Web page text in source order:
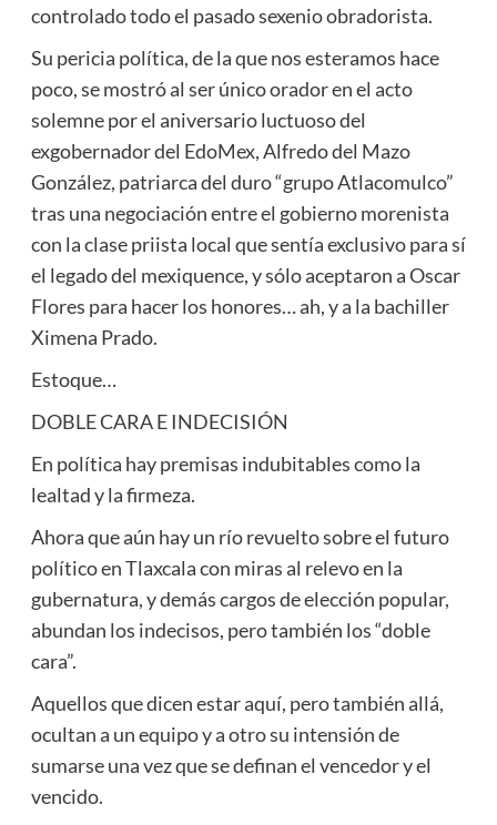
controlado todo el pasado sexenio obradorista.
Su pericia política, de la que nos esteramos hace
poco, se mostró al ser único orador en el acto
solemne por el aniversario luctuoso del
exgobernador del EdoMex, Alfredo del Mazo
González, patriarca del duro “grupo Atlacomulco”
tras una negociación entre el gobierno morenista
con la clase priista local que sentía exclusivo para sí
el legado del mexiquence, y sólo aceptaron a Oscar
Flores para hacer los honores… ah, y a la bachiller
Ximena Prado.
Estoque…
DOBLE CARA E INDECISIÓN
En política hay premisas indubitables como la
lealtad y la firmeza.
Ahora que aún hay un río revuelto sobre el futuro
político en Tlaxcala con miras al relevo en la
gubernatura, y demás cargos de elección popular,
abundan los indecisos, pero también los “doble
cara”.
Aquellos que dicen estar aquí, pero también allá,
ocultan a un equipo y a otro su intensión de
sumarse una vez que se definan el vencedor y el
vencido.